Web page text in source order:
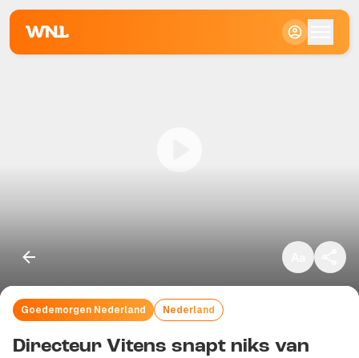
Goedemorgen Nederland Nederland
Directeur Vitens snapt niks van